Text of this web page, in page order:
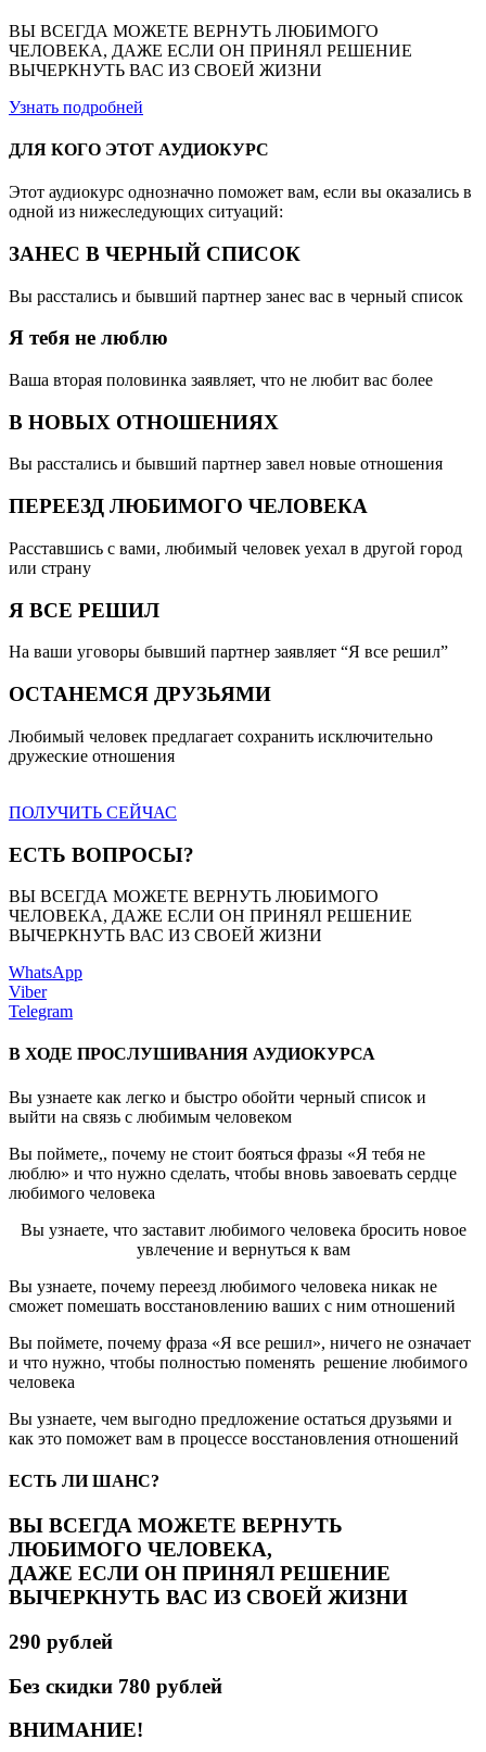
ВЫ ВСЕГДА МОЖЕТЕ ВЕРНУТЬ ЛЮБИМОГО
ЧЕЛОВЕКА, ДАЖЕ ЕСЛИ ОН ПРИНЯЛ РЕШЕНИЕ
ВЫЧЕРКНУТЬ ВАС ИЗ СВОЕЙ ЖИЗНИ
Узнать подробней
ДЛЯ КОГО ЭТОТ АУДИОКУРС
Этот аудиокурс однозначно поможет вам, если вы оказались в
одной из нижеследующих ситуаций:
ЗАНЕС В ЧЕРНЫЙ СПИСОК
Вы расстались и бывший партнер занес вас в черный список
Я тебя не люблю
Ваша вторая половинка заявляет, что не любит вас более
В НОВЫХ ОТНОШЕНИЯХ
Вы расстались и бывший партнер завел новые отношения
ПЕРЕЕЗД ЛЮБИМОГО ЧЕЛОВЕКА
Расставшись с вами, любимый человек уехал в другой город
или страну
Я ВСЕ РЕШИЛ
На ваши уговоры бывший партнер заявляет “Я все решил”
ОСТАНЕМСЯ ДРУЗЬЯМИ
Любимый человек предлагает сохранить исключительно
дружеские отношения
ПОЛУЧИТЬ СЕЙЧАС
ЕСТЬ ВОПРОСЫ?
ВЫ ВСЕГДА МОЖЕТЕ ВЕРНУТЬ ЛЮБИМОГО
ЧЕЛОВЕКА, ДАЖЕ ЕСЛИ ОН ПРИНЯЛ РЕШЕНИЕ
ВЫЧЕРКНУТЬ ВАС ИЗ СВОЕЙ ЖИЗНИ
WhatsApp
Viber
Telegram
В ХОДЕ ПРОСЛУШИВАНИЯ АУДИОКУРСА
Вы узнаете как легко и быстро обойти черный список и
выйти на связь с любимым человеком
Вы поймете,, почему не стоит бояться фразы «Я тебя не
люблю» и что нужно сделать, чтобы вновь завоевать сердце
любимого человека
Вы узнаете, что заставит любимого человека бросить новое
увлечение и вернуться к вам
Вы узнаете, почему переезд любимого человека никак не
сможет помешать восстановлению ваших с ним отношений
Вы поймете, почему фраза «Я все решил», ничего не означает
и что нужно, чтобы полностью поменять решение любимого
человека
Вы узнаете, чем выгодно предложение остаться друзьями и
как это поможет вам в процессе восстановления отношений
ЕСТЬ ЛИ ШАНС?
ВЫ ВСЕГДА МОЖЕТЕ ВЕРНУТЬ
ЛЮБИМОГО ЧЕЛОВЕКА,
ДАЖЕ ЕСЛИ ОН ПРИНЯЛ РЕШЕНИЕ
ВЫЧЕРКНУТЬ ВАС ИЗ СВОЕЙ ЖИЗНИ
290 рублей
Без скидки 780 рублей
ВНИМАНИЕ!